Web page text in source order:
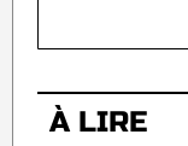
À LIRE